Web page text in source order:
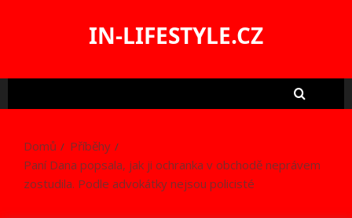
IN-LIFESTYLE.CZ
Domů
Příběhy
Paní Dana popsala, jak ji ochranka v obchodě neprávem
zostudila. Podle advokátky nejsou policisté